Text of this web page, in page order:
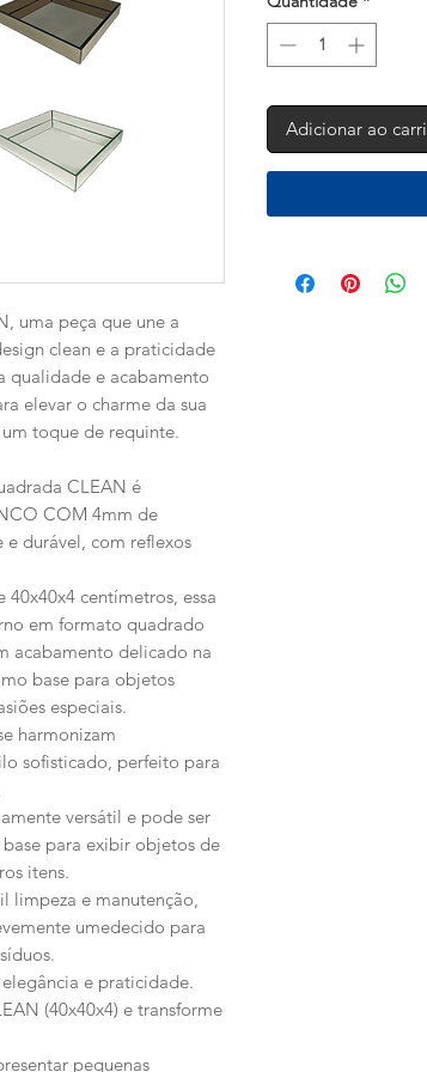
uma peça que une a
clean e a praticidade
qualidade e acabamento
elevar o charme da sua
toque de requinte.
CLEAN é
COM 4mm de
e durável, com reflexos
centímetros, essa
em formato quadrado
acabamento delicado na
base para objetos
especiais.
harmonizam
sofisticado, perfeito para
versátil e pode ser
para exibir objetos de
itens.
limpeza e manutenção,
umedecido para
e praticidade.
(40x40x4) e transforme
pequenas
Adicionar ao